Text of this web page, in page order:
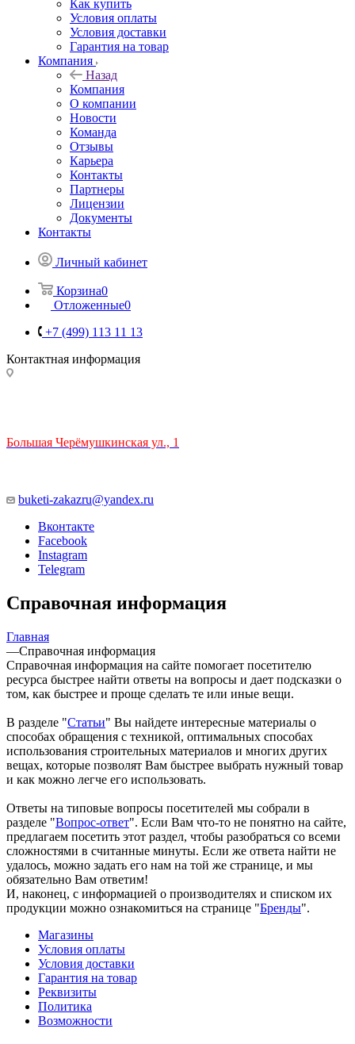
Как купить
Условия оплаты
Условия доставки
Гарантия на товар
Компания
Назад
Компания
О компании
Новости
Команда
Отзывы
Карьера
Контакты
Партнеры
Лицензии
Документы
Контакты
Личный кабинет
Корзина0
Отложенные0
+7 (499) 113 11 13
Контактная информация
Большая Черёмушкинская ул., 1
buketi-zakazru@yandex.ru
Вконтакте
Facebook
Instagram
Telegram
Справочная информация
Главная
—Справочная информация
Справочная информация на сайте помогает посетителю
ресурса быстрее найти ответы на вопросы и дает подсказки о
том, как быстрее и проще сделать те или иные вещи.
В разделе "Статьи" Вы найдете интересные материалы о
способах обращения с техникой, оптимальных способах
использования строительных материалов и многих других
вещах, которые позволят Вам быстрее выбрать нужный товар
и как можно легче его использовать.
Ответы на типовые вопросы посетителей мы собрали в
разделе "Вопрос-ответ". Если Вам что-то не понятно на сайте,
предлагаем посетить этот раздел, чтобы разобраться со всеми
сложностями в считанные минуты. Если же ответа найти не
удалось, можно задать его нам на той же странице, и мы
обязательно Вам ответим!
И, наконец, с информацией о производителях и списком их
продукции можно ознакомиться на странице "Бренды".
Магазины
Условия оплаты
Условия доставки
Гарантия на товар
Реквизиты
Политика
Возможности